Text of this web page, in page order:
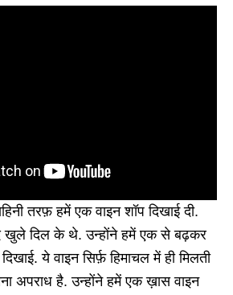
तरफ़ हमें एक वाइन शॉप दिखाई दी.
दिल के थे. उन्होंने हमें एक से बढ़कर
ये वाइन सिर्फ़ हिमाचल में ही मिलती
अपराध है. उन्होंने हमें एक ख़ास वाइन